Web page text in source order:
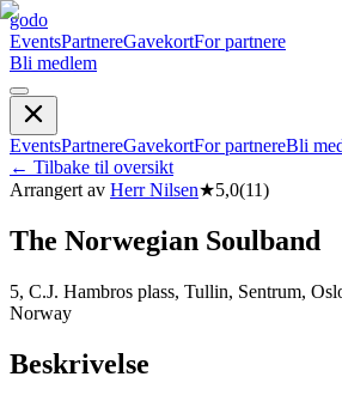
godo
EventsPartnereGavekortFor partnere
Bli medlem
EventsPartnereGavekortFor partnereBli
← Tilbake til oversikt
Arrangert av Herr Nilsen★5,0(11)
The Norwegian Soulband
5, C.J. Hambros plass, Tullin, Sentrum,
Norway
Beskrivelse